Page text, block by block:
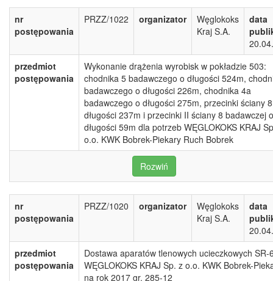
nr
postępowania
PRZZ/1022 organizator
Węglokoks
Kraj S.A.
data
przedmiot
postępowania
Wykonanie drążenia wyrobisk w pokładzie 503:
chodnika 5 badawczego o długości 524m,
badawczego o długości 226m, chodnika 4a
badawczego o długości 275m, przecinki ściany
długości 237m i przecinki II ściany 8 badawczej o
długości 59m dla potrzeb WĘGLOKOKS KRAJ
o.o. KWK Bobrek-Piekary Ruch Bobrek
Rozwiń
nr
postępowania
PRZZ/1020 organizator
Węglokoks
Kraj S.A.
data
przedmiot
postępowania
Dostawa aparatów tlenowych ucieczkowych SR-
WĘGLOKOKS KRAJ Sp. z o.o. KWK Bobrek-
na rok 2017 gr. 285-12